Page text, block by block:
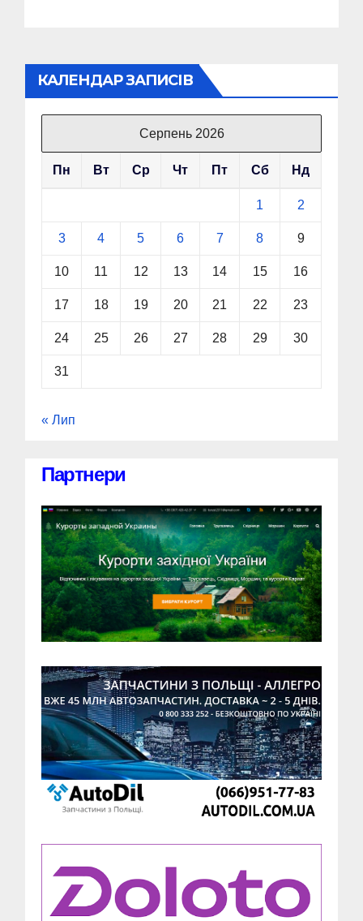
КАЛЕНДАР ЗАПИСІВ
Серпень 2026
Пн Вт Ср Чт Пт Сб Нд
1 2
3 4 5 6 7 8 9
10 11 12 13 14 15 16
17 18 19 20 21 22 23
24 25 26 27 28 29 30
31
« Лип
Партнери